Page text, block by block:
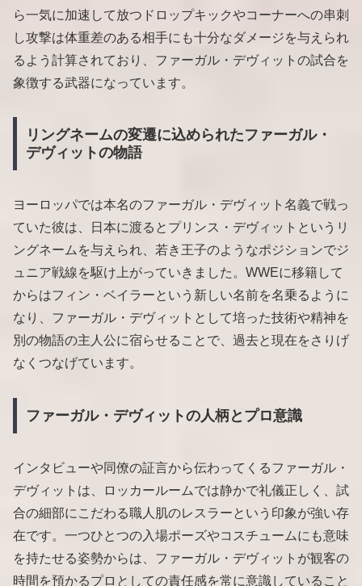
ら一気に加速して放つドロップキックやコーナーへの串刺
し攻撃は体重差のある相手にも十分なダメージを与えられ
るよう計算されており、ファーガル・デヴィットの試合を
象徴する武器になっています。
リングネームの変遷に込められたファーガル・
デヴィットの物語
ヨーロッパでは本名のファーガル・デヴィット名義で戦っ
ていた彼は、日本に渡るとプリンス・デヴィットというリ
ングネームを与えられ、若き王子のようなポジションでジ
ュニア戦線を駆け上がっていきました。WWEに移籍して
からはフィン・ベイラーという新しい名前を名乗るように
なり、ファーガル・デヴィットとして培った技術や精神を
別の物語の主人公に宿らせることで、過去と現在をさりげ
なくつなげています。
ファーガル・デヴィットの人柄とプロ意識
インタビューや同僚の証言から伝わってくるファーガル・
デヴィットは、ロッカールームでは静かで礼儀正しく、試
合の細部にこだわる職人肌のレスラーという印象が強い存
在です。一つひとつの入場ポーズやコスチュームにも意味
を持たせる姿勢からは、ファーガル・デヴィットが観客の
時間を預かるプロとしての責任感を常に意識していること